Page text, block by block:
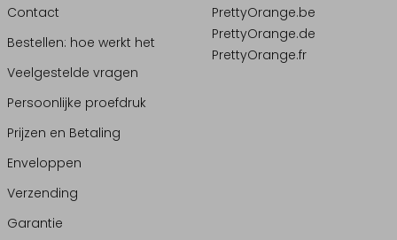
Contact
Bestellen: hoe werkt het
Veelgestelde vragen
Persoonlijke proefdruk
Prijzen en Betaling
Enveloppen
Verzending
Garantie
PrettyOrange.be
PrettyOrange.de
PrettyOrange.fr